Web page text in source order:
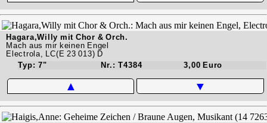
Hagara,Willy mit Chor & Orch.
Mach aus mir keinen Engel
Electrola, LC(E 23 013) D
Typ: 7"
Nr.: T4384 3,00 Euro
▲ ▼